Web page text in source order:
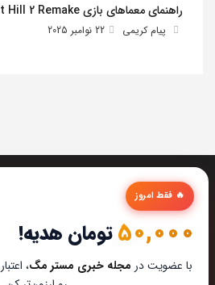
راهنمای معماهای بازی Silent Hill 2 Remake
پیام کریمی 22 نوامبر 2025
تیم مستر مگ تمام تلاشش رو میکنه
به روز ترین مطالب رو برای عاشقان
🔥 فقط امروز
50,000تومان هدیه!
با عضویت در مجله خبری مستر مگ،